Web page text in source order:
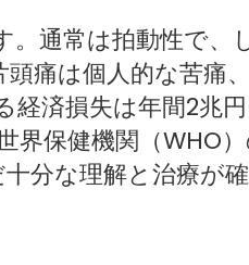
。通常は拍動性で、
頭痛は個人的な苦痛
経済損失は年間2兆
界保健機関（WHO
十分な理解と治療が